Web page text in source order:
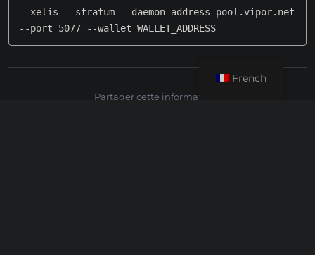
--xelis --stratum --daemon-address pool.vipor.net
--port 5077 --wallet WALLET_ADDRESS
Partager cette information :
French